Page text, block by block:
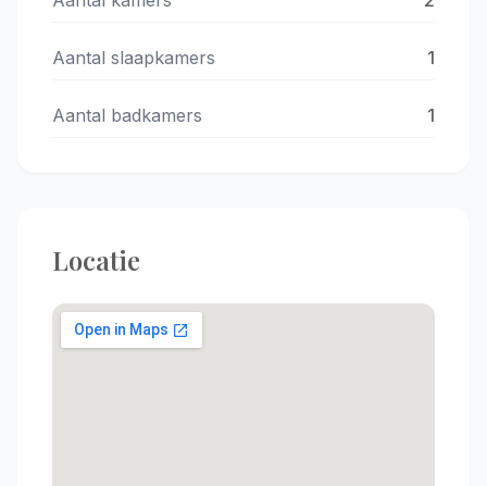
Aantal slaapkamers 1
Aantal badkamers 1
Locatie